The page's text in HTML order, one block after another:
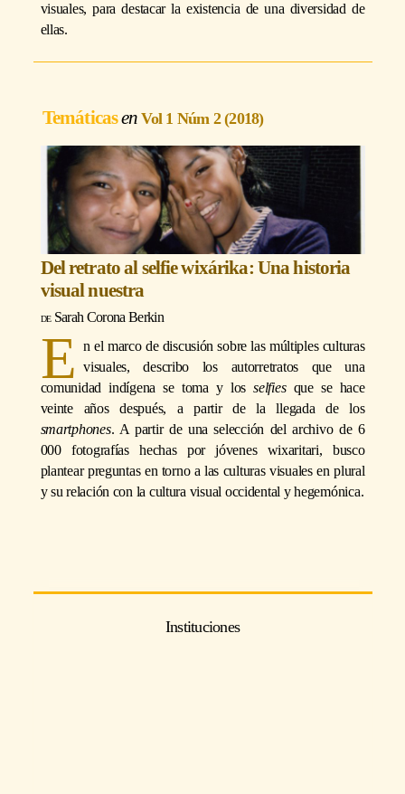
visuales, para destacar la existencia de una diversidad de
ellas.
Temáticas Vol 1 Núm 2 (2018)
Del retrato al selfie wixárika: Una historia
visual nuestra
Sarah Corona Berkin
E
n el marco de discusión sobre las múltiples culturas
visuales, describo los autorretratos que una
comunidad indígena se toma y losselfiesque se hace
veinte años después, a partir de la llegada de los
smartphones. A partir de una selección del archivo de 6
000 fotografías hechas por jóvenes wixaritari, busco
plantear preguntas en torno a las culturas visuales en plural
y su relación con la cultura visual occidental y hegemónica.
Instituciones